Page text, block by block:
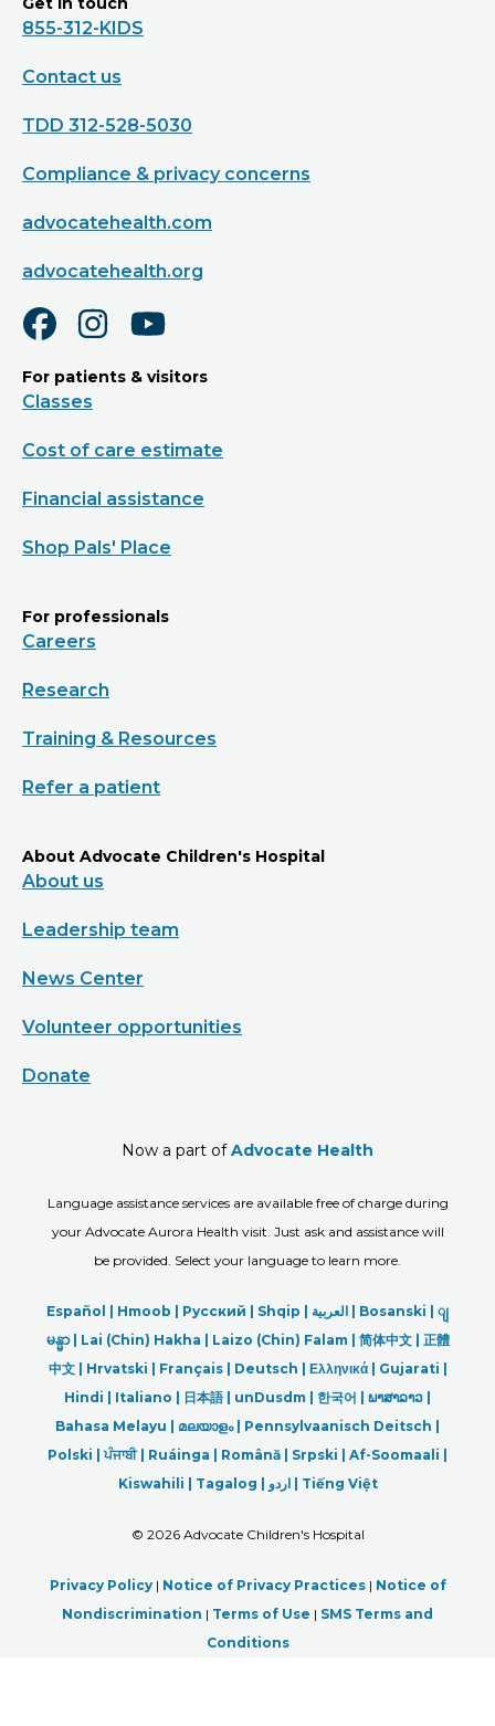
855-312-KIDS
Contact us
TDD 312-528-5030
Compliance & privacy concerns
advocatehealth.com
advocatehealth.org
For patients & visitors
Classes
Cost of care estimate
Financial assistance
Shop Pals' Place
For professionals
Careers
Research
Training & Resources
Refer a patient
About Advocate Children's Hospital
About us
Leadership team
News Center
Volunteer opportunities
Donate
Now a part ofAdvocate Health
Language assistance services are available free of charge during
your Advocate Aurora Health visit. Just ask and assistance will
be provided. Select your language to learn more.
Español | Hmoob | Русский | Shqip | العربیة | Bosanski | ျ
မန္မာ| Lai (Chin) Hakha | Laizo (Chin) Falam | 简体中文 | 正體
中文 | Hrvatski | Français | Deutsch | Ελληνικά | Gujarati |
Hindi | Italiano | 日本語| unDusdm | 한국어 | ພາສາລາວ |
Bahasa Melayu | മലയാളം| Pennsylvaanisch Deitsch |
Polski |ਪੰਜਾਬੀ| Ruáinga | Română | Srpski | Af-Soomaali |
Kiswahili | Tagalog | اردو| Tiếng Việt
© 2026 Advocate Children's Hospital
Privacy Policy| Notice of Privacy Practices| Notice of
Nondiscrimination | Terms of Use | SMS Terms and
Conditions